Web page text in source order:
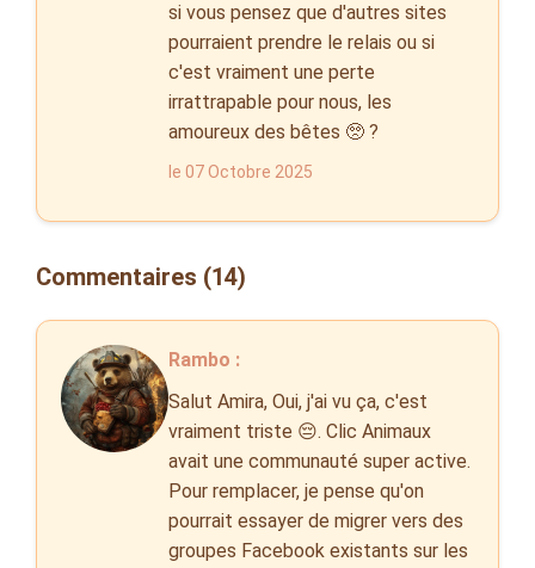
si vous pensez que d'autres sites
pourraient prendre le relais ou si
c'est vraiment une perte
irrattrapable pour nous, les
amoureux des bêtes 🥺 ?
le 07 Octobre 2025
Commentaires (14)
Rambo :
Salut Amira, Oui, j'ai vu ça, c'est
vraiment triste 😔. Clic Animaux
avait une communauté super active.
Pour remplacer, je pense qu'on
pourrait essayer de migrer vers des
groupes Facebook existants sur les